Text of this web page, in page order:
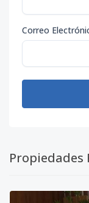
Correo
Propiedades